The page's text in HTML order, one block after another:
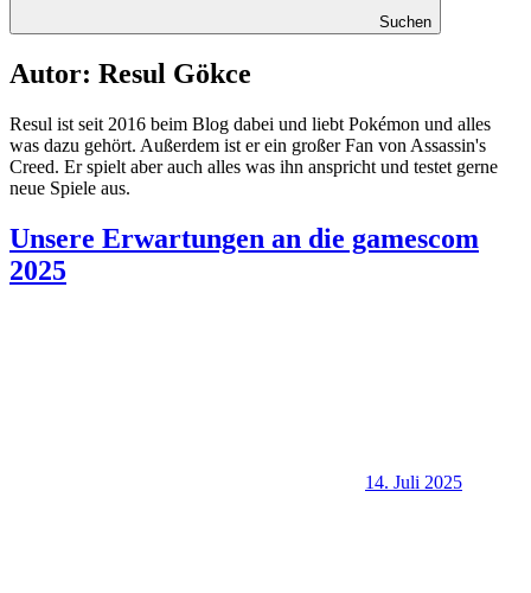
Suchen
Autor: Resul Gökce
Resul ist seit 2016 beim Blog dabei und liebt Pokémon und alles
was dazu gehört. Außerdem ist er ein großer Fan von Assassin's
Creed. Er spielt aber auch alles was ihn anspricht und testet gerne
neue Spiele aus.
Unsere Erwartungen an die gamescom
2025
14. Juli 2025